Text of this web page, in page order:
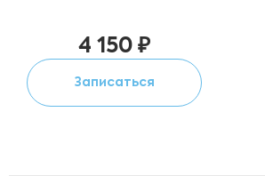
4 150 ₽
Записаться